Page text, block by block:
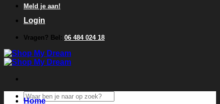
Meld je aan!
Login
Vragen? Bel: 06 484 024 18
Zoeken
Home